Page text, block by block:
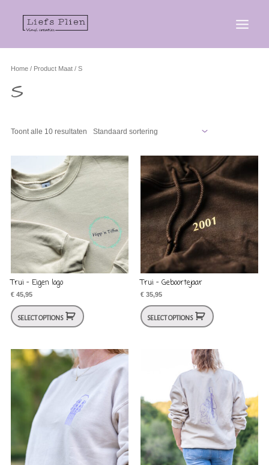
Home / Product Maat / S
S
Toont alle 10 resultaten
Trui – Eigen logo
€ 45,95
SELECT OPTIONS
Trui – Geboortejaar
€ 35,95
SELECT OPTIONS